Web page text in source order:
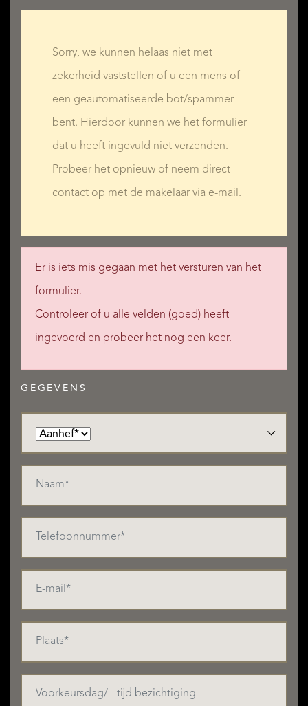
Sorry, we kunnen helaas niet met
zekerheid vaststellen of u een mens of
een geautomatiseerde bot/spammer
bent. Hierdoor kunnen we het formulier
dat u heeft ingevuld niet verzenden.
Probeer het opnieuw of neem direct
contact op met de makelaar via e-mail.
Er is iets mis gegaan met het versturen van het
formulier.
Controleer of u alle velden (goed) heeft
ingevoerd en probeer het nog een keer.
GEGEVENS